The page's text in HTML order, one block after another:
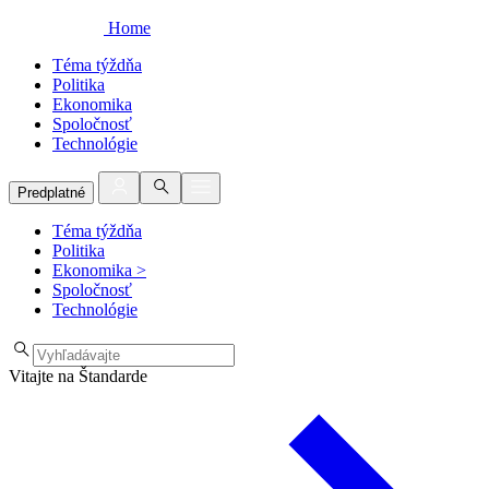
Home
Téma týždňa
Politika
Ekonomika
Spoločnosť
Technológie
Predplatné
Téma týždňa
Politika
Ekonomika >
Spoločnosť
Technológie
Vitajte na Štandarde